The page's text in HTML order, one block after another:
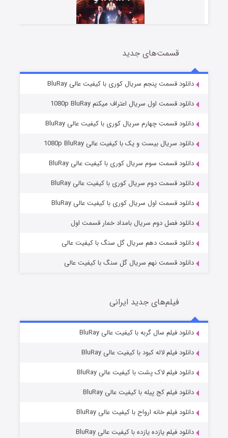
سریال زشت
قسمت5 (زیرنویس) منتشر شد
وستی ها
قسمت1 (زیرنویس) منتشر شد
قسمت6 (زیرنویس) منتشر شد
قسمت‌های جدید
دانلود قسمت پنجم سریال کوری با کیفیت عالی BluRay
دانلود قسمت اول سریال اعتراف میکنم 1080p BluRay
دانلود قسمت چهارم سریال کوری با کیفیت عالی BluRay
دانلود سریال بیست و یک با کیفیت عالی 1080p BluRay
دانلود قسمت سوم سریال کوری با کیفیت عالی BluRay
دانلود قسمت دوم سریال کوری با کیفیت عالی BluRay
دانلود قسمت اول سریال کوری با کیفیت عالی BluRay
دانلود فصل دوم سریال بامداد خمار قسمت اول
دانلود قسمت دهم سریال گل سنگ با کیفیت عالی
دانلود قسمت نهم سریال گل سنگ با کیفیت عالی
فیلم‌های جدید ایرانی
دانلود فیلم سال گربه با کیفیت عالی BluRay
دانلود فیلم لاله کبود با کیفیت عالی BluRay
دانلود فیلم لاک پشت با کیفیت عالی BluRay
دانلود فیلم کج‌ پیله با کیفیت عالی BluRay
دانلود فیلم خانه ارواح با کیفیت عالی BluRay
دانلود فیلم یازده یازده با کیفیت عالی BluRay